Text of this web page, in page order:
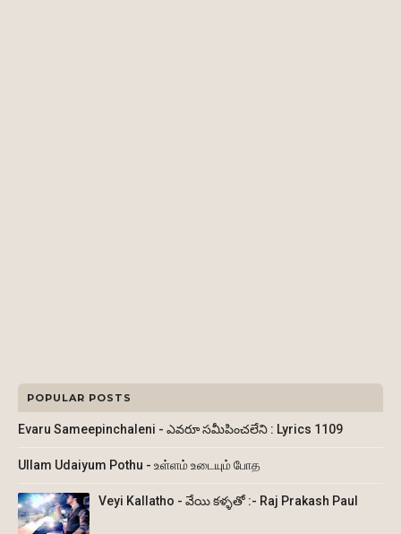
POPULAR POSTS
Evaru Sameepinchaleni - ఎవరూ సమీపించలేని : Lyrics 1109
Ullam Udaiyum Pothu - உள்ளம் உடையும் போத
Veyi Kallatho - వేయి కళ్ళతో :- Raj Prakash Paul